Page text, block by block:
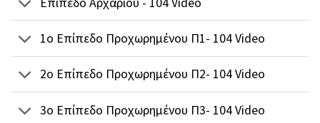
1ο Επίπεδο Προχωρημένου Π1- 104 Video
2ο Επίπεδο Προχωρημένου Π2- 104 Video
3ο Επίπεδο Προχωρημένου Π3- 104 Video